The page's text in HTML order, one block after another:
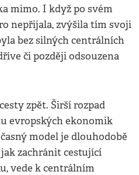
mimo. I když po svém
nepřijala, zvýšila tím svoji
bez silných centrálních
či později odsouzena
zpět. Širší rozpad
evropských ekonomik
model je dlouhodobě
zachránit cestující
vede k centrálním